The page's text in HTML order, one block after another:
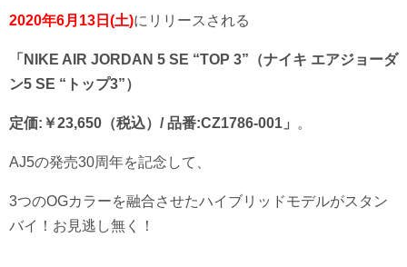
2020年6月13日(土)にリリースされる
「NIKE AIR JORDAN 5 SE “TOP 3” （ナイキ エアジョーダ
ン5 SE “トップ3”）
定価:￥23,650（税込）/ 品番:CZ1786-001」 。
AJ5の発売30周年を記念して、
3つのOGカラーを融合させたハイブリッドモデルがスタン
バイ！お見逃し無く！